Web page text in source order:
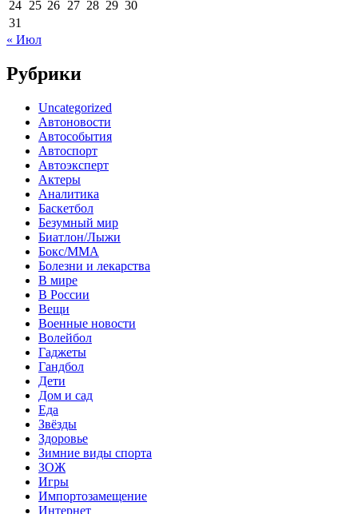
24 25 26 27 28 29 30
31
« Июл
Рубрики
Uncategorized
Автоновости
Автособытия
Автоспорт
Автоэксперт
Актеры
Аналитика
Баскетбол
Безумный мир
Биатлон/Лыжи
Бокс/MMA
Болезни и лекарства
В мире
В России
Вещи
Военные новости
Волейбол
Гаджеты
Гандбол
Дети
Дом и сад
Еда
Звёзды
Здоровье
Зимние виды спорта
ЗОЖ
Игры
Импортозамещение
Интернет